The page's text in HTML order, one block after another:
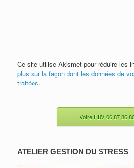
Ce site utilise Akismet pour réduire les
plus sur la façon dont les données de
traitées.
Votre RDV 06 87 86
ATELIER GESTION DU STRESS